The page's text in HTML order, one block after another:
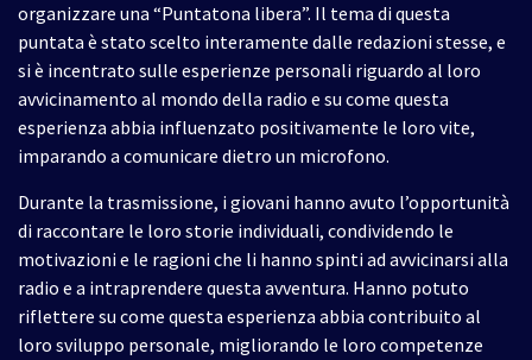
organizzare una “Puntatona libera”. Il tema di questa
puntata è stato scelto interamente dalle redazioni stesse, e
si è incentrato sulle esperienze personali riguardo al loro
avvicinamento al mondo della radio e su come questa
esperienza abbia influenzato positivamente le loro vite,
imparando a comunicare dietro un microfono.
Durante la trasmissione, i giovani hanno avuto l’opportunità
di raccontare le loro storie individuali, condividendo le
motivazioni e le ragioni che li hanno spinti ad avvicinarsi alla
radio e a intraprendere questa avventura. Hanno potuto
riflettere su come questa esperienza abbia contribuito al
loro sviluppo personale, migliorando le loro competenze